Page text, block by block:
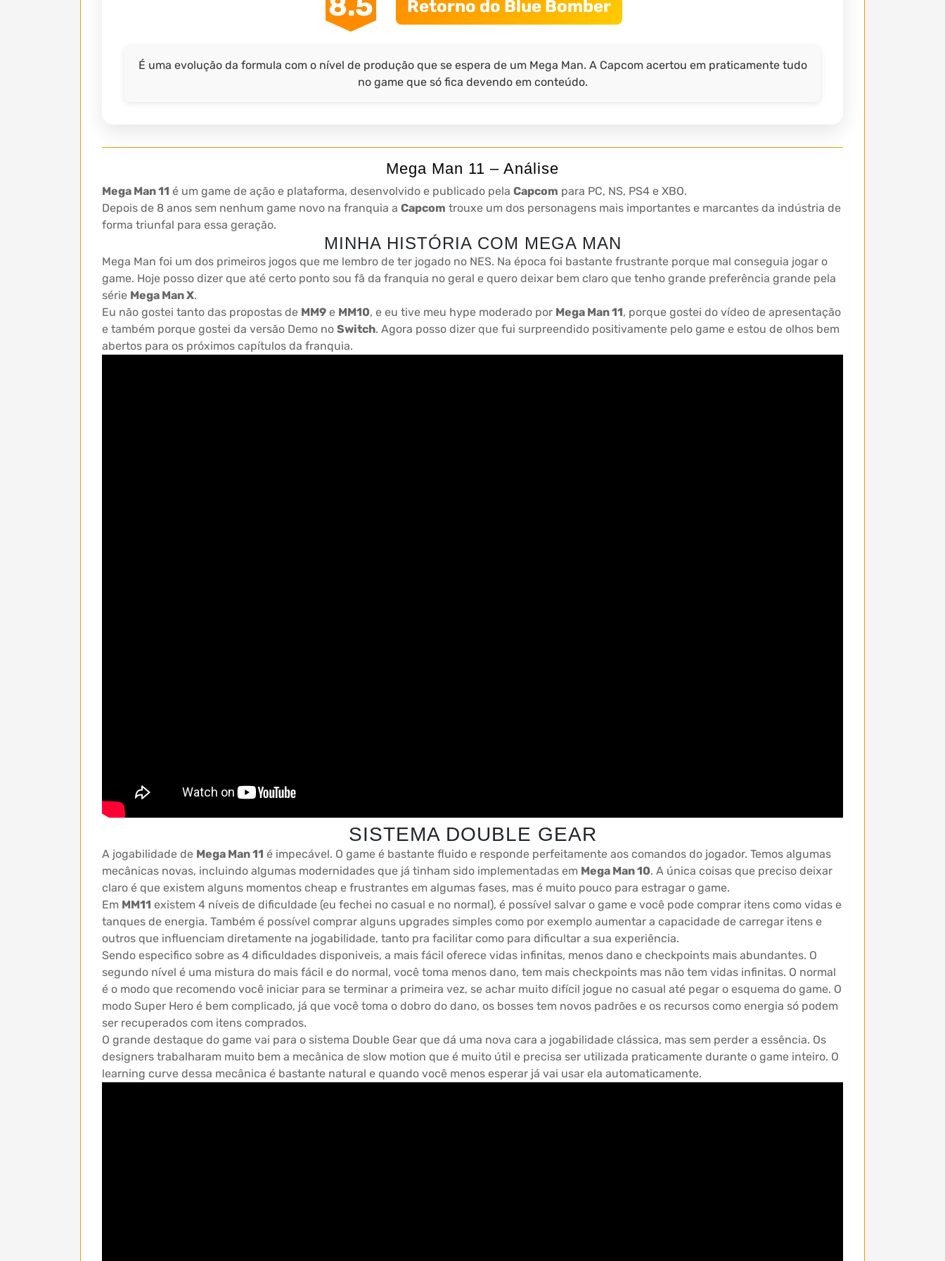
Retorno do Blue Bomber
É uma evolução da formula com o nível de produção que se espera de um Mega Man. A Capcom acertou em praticamente tudo
no game que só fica devendo em conteúdo.
Mega Man 11 – Análise
Mega Man 11 é um game de ação e plataforma, desenvolvido e publicado pela Capcom para PC, NS, PS4 e XBO.
Depois de 8 anos sem nenhum game novo na franquia a Capcom trouxe um dos personagens mais importantes e marcantes da indústria de
forma triunfal para essa geração.
MINHA HISTÓRIA COM MEGA MAN
Mega Man foi um dos primeiros jogos que me lembro de ter jogado no NES. Na época foi bastante frustrante porque mal conseguia jogar o
game. Hoje posso dizer que até certo ponto sou fã da franquia no geral e quero deixar bem claro que tenho grande preferência grande pela
série Mega Man X.
Eu não gostei tanto das propostas de MM9 e MM10, e eu tive meu hype moderado por Mega Man 11, porque gostei do vídeo de apresentação
e também porque gostei da versão Demo no Switch. Agora posso dizer que fui surpreendido positivamente pelo game e estou de olhos bem
abertos para os próximos capítulos da franquia.
SISTEMA DOUBLE GEAR
A jogabilidade de Mega Man 11 é impecável. O game é bastante fluido e responde perfeitamente aos comandos do jogador. Temos algumas
mecânicas novas, incluindo algumas modernidades que já tinham sido implementadas em Mega Man 10. A única coisas que preciso deixar
claro é que existem alguns momentos cheap e frustrantes em algumas fases, mas é muito pouco para estragar o game.
Em MM11 existem 4 níveis de dificuldade (eu fechei no casual e no normal), é possível salvar o game e você pode comprar itens como vidas e
tanques de energia. Também é possível comprar alguns upgrades simples como por exemplo aumentar a capacidade de carregar itens e
outros que influenciam diretamente na jogabilidade, tanto pra facilitar como para dificultar a sua experiência.
Sendo especifico sobre as 4 dificuldades disponiveis, a mais fácil oferece vidas infinitas, menos dano e checkpoints mais abundantes. O
segundo nível é uma mistura do mais fácil e do normal, você toma menos dano, tem mais checkpoints mas não tem vidas infinitas. O normal
é o modo que recomendo você iniciar para se terminar a primeira vez, se achar muito difícil jogue no casual até pegar o esquema do game. O
modo Super Hero é bem complicado, já que você toma o dobro do dano, os bosses tem novos padrões e os recursos como energia só podem
ser recuperados com itens comprados.
O grande destaque do game vai para o sistema Double Gear que dá uma nova cara a jogabilidade clássica, mas sem perder a essência. Os
designers trabalharam muito bem a mecânica de slow motion que é muito útil e precisa ser utilizada praticamente durante o game inteiro. O
learning curve dessa mecânica é bastante natural e quando você menos esperar já vai usar ela automaticamente.